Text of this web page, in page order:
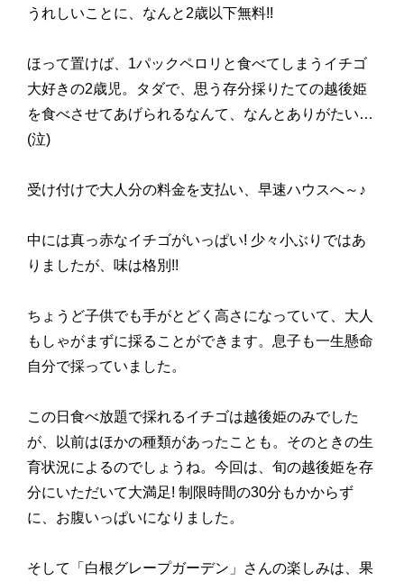
うれしいことに、なんと2歳以下無料!!
ほって置けば、1パックペロリと食べてしまうイチゴ
大好きの2歳児。タダで、思う存分採りたての越後姫
を食べさせてあげられるなんて、なんとありがたい…
(泣)
受け付けで大人分の料金を支払い、早速ハウスへ～♪
中には真っ赤なイチゴがいっぱい! 少々小ぶりではあ
りましたが、味は格別!!
ちょうど子供でも手がとどく高さになっていて、大人
もしゃがまずに採ることができます。息子も一生懸命
自分で採っていました。
この日食べ放題で採れるイチゴは越後姫のみでした
が、以前はほかの種類があったことも。そのときの生
育状況によるのでしょうね。今回は、旬の越後姫を存
分にいただいて大満足! 制限時間の30分もかからず
に、お腹いっぱいになりました。
そして「白根グレープガーデン」さんの楽しみは、果